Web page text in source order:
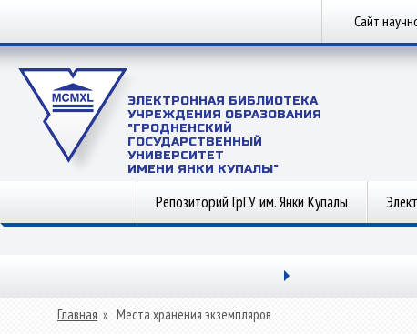
Сайт
ЭЛЕКТРОННАЯ БИБЛИОТЕКА
УЧРЕЖДЕНИЯ ОБРАЗОВАНИЯ
"ГРОДНЕНСКИЙ
ГОСУДАРСТВЕННЫЙ
УНИВЕРСИТЕТ
ИМЕНИ ЯНКИ КУПАЛЫ"
Репозиторий ГрГУ им. Янки Купалы
Главная » Места хранения экземпляров